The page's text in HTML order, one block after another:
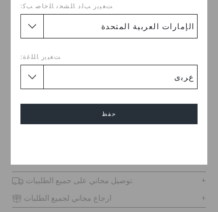
ﺖﻐﻴﻳﺭ ﺐﻟﺩ ﺎﻠﺸﺤﻧ ﺎﻠﺧﺎﺻ ﺐﻛ:
ﺖﻐﻴﻳﺭ ﺎﻠﻠﻏﺓ:
حفظ
Size:
34-35 35-36 36-37 37-38 38-39
حجم الرسم البياني
توصيل مجاني على جميع الطلبيات.
ارجاع مجاني لجميع الطلبات